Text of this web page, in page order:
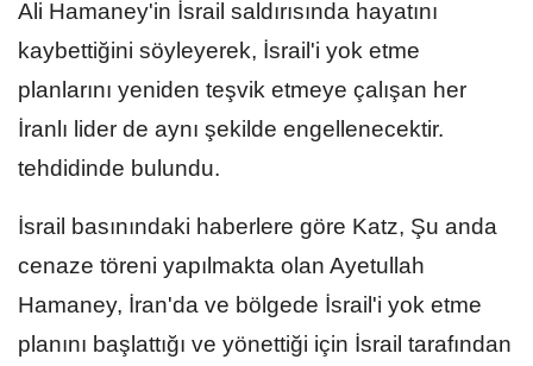
Ali Hamaney'in İsrail saldırısında hayatını
kaybettiğini söyleyerek, İsrail'i yok etme
planlarını yeniden teşvik etmeye çalışan her
İranlı lider de aynı şekilde engellenecektir.
tehdidinde bulundu.
İsrail basınındaki haberlere göre Katz, Şu anda
cenaze töreni yapılmakta olan Ayetullah
Hamaney, İran'da ve bölgede İsrail'i yok etme
planını başlattığı ve yönettiği için İsrail tarafından